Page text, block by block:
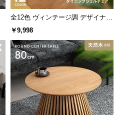
全12色 ヴィンテージ調 デザイナー
ズシェルチェア
￥9,998